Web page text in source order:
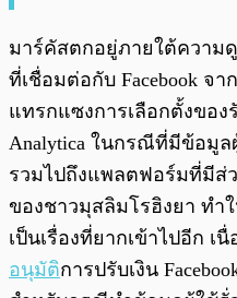
มาร์คัสตกอยู่ภายใต้ความ
ที่เชื่อมต่อกับ Facebook จ
แทรกแซงการเลือกตั้งของ
Analytica ในกรณีที่มีข้อมู
รวมไปถึงแพลตฟอร์มที่มีส่
ของชาวมุสลิมโรฮิงยา ทำ
เป็นเรื่องที่ยากเข้าไปอีก เ
อนุมัติการปรับเงิน